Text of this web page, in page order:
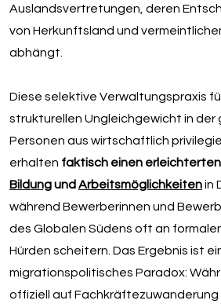
Auslandsvertretungen, deren
von Herkunftsland und
abhängt.
Diese selektive Verwaltungspraxis
strukturellen Ungleichgewicht in der
Personen aus wirtschaftlich
erhalten faktisch einen
Bildungund Arbeitsmöglichkeitenin
während Bewerberinnen und
des Globalen Südens oft an
Hürden scheitern. Das Ergebnis ist
migrationspolitisches Paradox:
offiziell auf Fachkräftezuwanderung